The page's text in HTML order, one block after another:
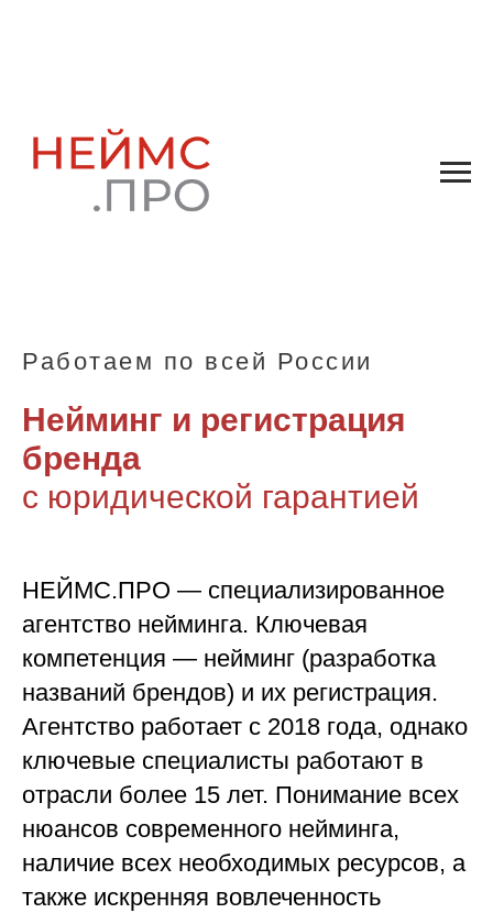
Работаем по всей России
Нейминг и регистрация
бренда
с юридической гарантией
НЕЙМС.ПРО — специализированное
агентство нейминга. Ключевая
компетенция — нейминг (разработка
названий брендов) и их регистрация.
Агентство работает с 2018 года, однако
ключевые специалисты работают в
отрасли более 15 лет. Понимание всех
нюансов современного нейминга,
наличие всех необходимых ресурсов, а
также искренняя вовлеченность